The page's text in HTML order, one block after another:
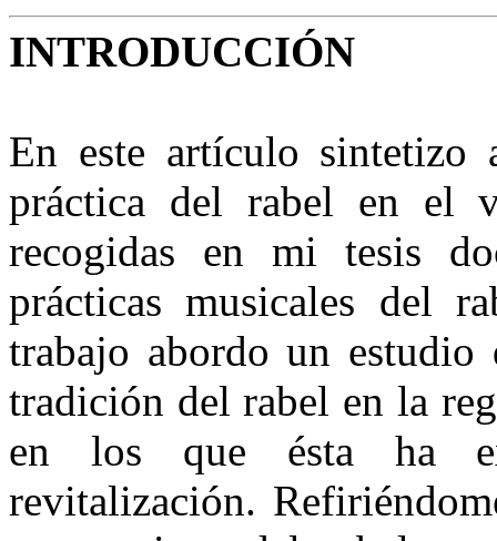
INTRODUCCIÓN
En este artículo sintetizo
práctica del rabel en el
recogidas en mi tesis
prácticas musicales del
trabajo abordo un estudio
tradición del rabel en la
en los que ésta ha
revitalización.